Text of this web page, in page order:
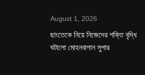
August 1, 2026
ছাংতেকে নিয়ে নিজেদের শক্তি বৃদ্ধি
ঘটালো মোহনবাগান সুপার